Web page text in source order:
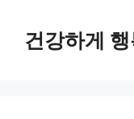
건강하게